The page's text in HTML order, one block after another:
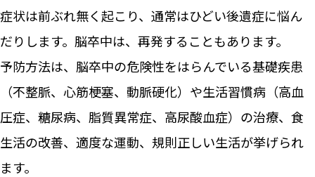
症状は前ぶれ無く起こり、通常はひどい後遺症に悩ん
だりします。脳卒中は、再発することもあります。
予防方法は、脳卒中の危険性をはらんでいる基礎疾患
（不整脈、心筋梗塞、動脈硬化）や生活習慣病（高血
圧症、糖尿病、脂質異常症、高尿酸血症）の治療、食
生活の改善、適度な運動、規則正しい生活が挙げられ
ます。